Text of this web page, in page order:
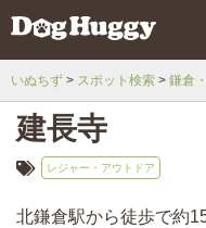
いぬちず スポット検索 鎌倉
建長寺
レジャー・アウトドア
北鎌倉駅から徒歩で約